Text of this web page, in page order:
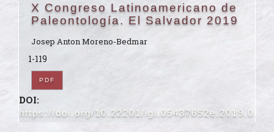
X Congreso Latinoamericano de
Paleontología. El Salvador 2019
Josep Anton Moreno-Bedmar
1-119
PDF
DOI:
https://doi.org/10.22201/